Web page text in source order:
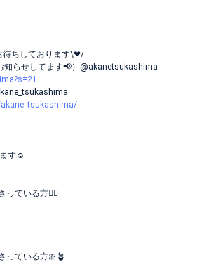
待ちしております\❤︎/
知らせしてます📢）@akanetsukashima
す☺︎
っている方✍🏻
っている方🎀🪴